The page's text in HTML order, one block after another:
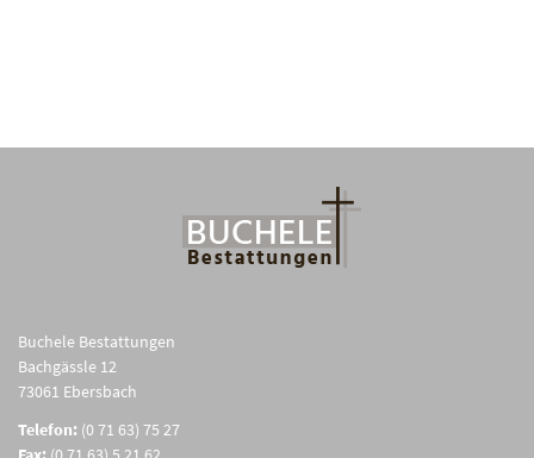
Buchele Bestattungen
Bachgässle 12
73061 Ebersbach
Telefon: (0 71 63) 75 27